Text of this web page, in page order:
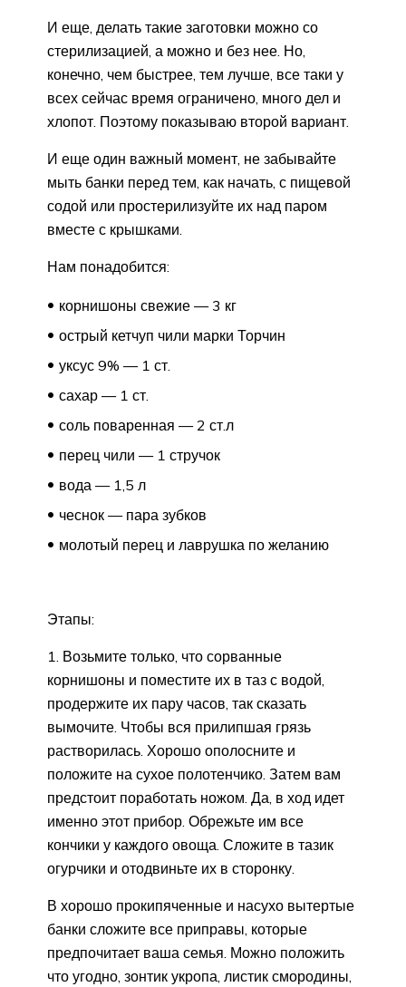
И еще, делать такие заготовки можно со
стерилизацией, а можно и без нее. Но,
конечно, чем быстрее, тем лучше, все таки у
всех сейчас время ограничено, много дел и
хлопот. Поэтому показываю второй вариант.
И еще один важный момент, не забывайте
мыть банки перед тем, как начать, с пищевой
содой или простерилизуйте их над паром
вместе с крышками.
Нам понадобится:
корнишоны свежие — 3 кг
острый кетчуп чили марки Торчин
уксус 9% — 1 ст.
сахар — 1 ст.
соль поваренная — 2 ст.л
перец чили — 1 стручок
вода — 1,5 л
чеснок — пара зубков
молотый перец и лаврушка по желанию
Этапы:
1. Возьмите только, что сорванные
корнишоны и поместите их в таз с водой,
продержите их пару часов, так сказать
вымочите. Чтобы вся прилипшая грязь
растворилась. Хорошо ополосните и
положите на сухое полотенчико. Затем вам
предстоит поработать ножом. Да, в ход идет
именно этот прибор. Обрежьте им все
кончики у каждого овоща. Сложите в тазик
огурчики и отодвиньте их в сторонку.
В хорошо прокипяченные и насухо вытертые
банки сложите все приправы, которые
предпочитает ваша семья. Можно положить
что угодно, зонтик укропа, листик смородины,